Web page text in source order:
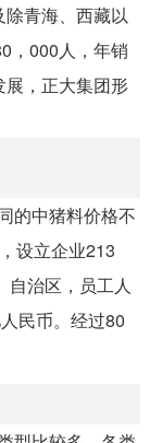
青海、西藏以
，000人，年销
，正大集团形
的中猪料价格不
设立企业213
自治区，员工人
民币。经过80